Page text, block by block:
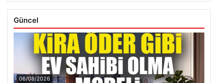
Güncel
06/08/2026